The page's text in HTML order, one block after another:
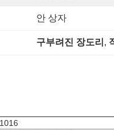
안 상자
구부려진 장도리 ,